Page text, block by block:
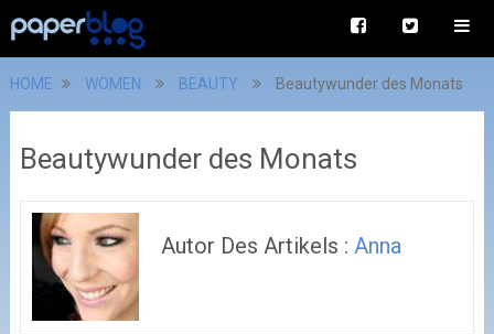
HOME WOMEN BEAUTY Beautywunder des Monats
Beautywunder des Monats
Autor Des Artikels :Anna